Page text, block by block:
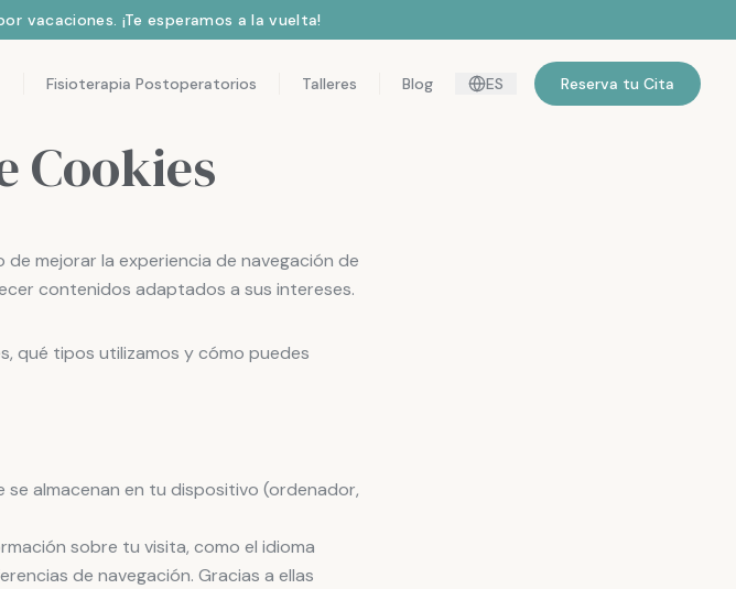
vacaciones. ¡Te esperamos a la vuelta!
Fisioterapia Postoperatorios Talleres Blog ES Reserva tu Cita
Cookies
mejorar la experiencia de navegación de
contenidos adaptados a sus intereses.
qué tipos utilizamos y cómo puedes
almacenan en tu dispositivo (ordenador,
sobre tu visita, como el idioma
de navegación. Gracias a ellas